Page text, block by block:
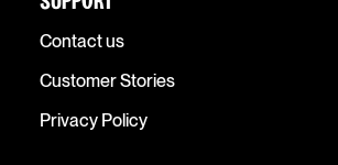
Contact us
Customer Stories
Privacy Policy